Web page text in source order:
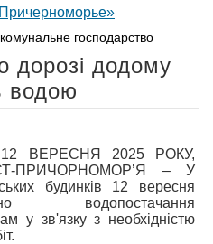
господарство
дорозі додому
водою
ВЕРЕСНЯ 2025 РОКУ,
ПРИЧОРНОМОР’Я – У
будинків 12 вересня
водопостачання
у зв'язку з необхідністю